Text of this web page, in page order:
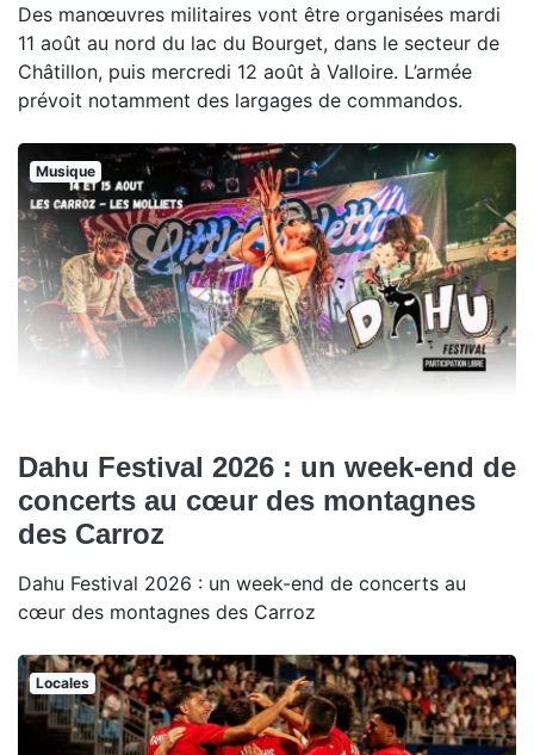
Des manœuvres militaires vont être organisées mardi
11 août au nord du lac du Bourget, dans le secteur de
Châtillon, puis mercredi 12 août à Valloire. L’armée
prévoit notamment des largages de commandos.
Musique
Dahu Festival 2026 : un week-end de
concerts au cœur des montagnes
des Carroz
Dahu Festival 2026 : un week-end de concerts au
cœur des montagnes des Carroz
Locales